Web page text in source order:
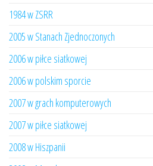
1984 w ZSRR
2005 w Stanach Zjednoczonych
2006 w piłce siatkowej
2006 w polskim sporcie
2007 w grach komputerowych
2007 w piłce siatkowej
2008 w Hiszpanii